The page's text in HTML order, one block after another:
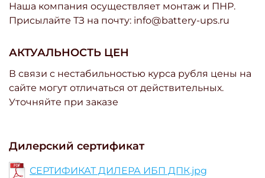
Дилерский сертификат
СЕРТИФИКАТ ДИЛЕРА ИБП ДПК.jpg
Наша компания осуществляет монтаж и ПНР.
Присылайте ТЗ на почту: info@battery-ups.ru
АКТУАЛЬНОСТЬ ЦЕН
В связи с нестабильностью курса рубля цены на
сайте могут отличаться от действительных.
Уточняйте при заказе